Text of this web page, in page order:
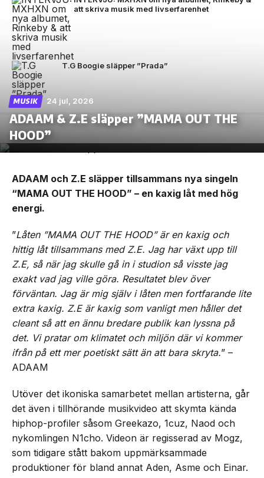
att skriva musik med livserfarenhet
T.G Boogie släpper ”Prada”
MUSIK 24 jul, 2026
ADAAM & Z.E släpper ”MAMA OUT THE
HOOD”
ADAAM och Z.E släpper tillsammans nya singeln
“MAMA OUT THE HOOD” – en kaxig låt med hög
energi.
”Låten ”MAMA OUT THE HOOD” är en kaxig och
hittig låt tillsammans med Z.E. Jag har växt upp till
Z.E, så när jag skulle gå in i studion så visste jag
exakt vad jag ville göra. Resultatet blev över
förväntan. Jag är mig själv i låten men fortfarande lite
extra kaxig. Z.E är kaxig som vanligt men håller det
cleant så att en ännu bredare publik kan lyssna på
det. Vi pratar om klimatet och miljön där vi kommer
ifrån på ett mer poetiskt sätt än att bara skryta.” –
ADAAM
Utöver det ikoniska samarbetet mellan artisterna, går
det även i tillhörande musikvideo att skymta kända
hiphop-profiler såsom Greekazo, 1cuz, Naod och
nykomlingen N1cho. Videon är regisserad av Mogz,
som tidigare stått bakom uppmärksammade
produktioner för bland annat Aden, Asme och Einar.